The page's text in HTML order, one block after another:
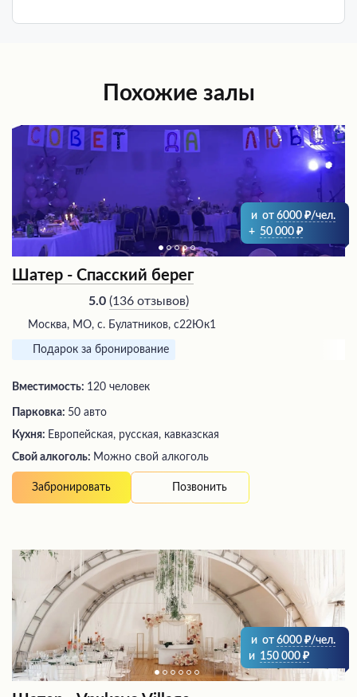
Похожие залы
и от 6000
/чел.
+ 50 000
Шатер - Спасский берег
5.0 (136 отзывов)
Москва, МО, с. Булатников, с22Юк1
Подарок за бронирование
Вместимость: 120 человек
Парковка: 50 авто
Кухня: Европейская, русская, кавказская
Свой алкоголь: Можно свой алкоголь
Забронировать Позвонить
и от 6000
/чел.
и 150 000